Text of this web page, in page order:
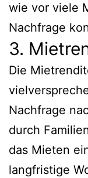
wie vor viele
Nachfrage
3.
Die
Nachfrage
durch
das Mieten
langfristige